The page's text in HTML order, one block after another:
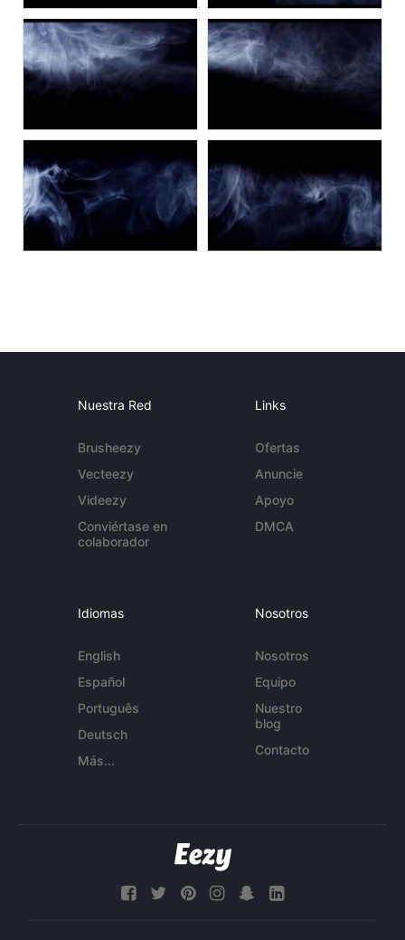
Nuestra Red
Brusheezy
Vecteezy
Videezy
Conviértase en
colaborador
Links
Ofertas
Anuncie
Apoyo
DMCA
Idiomas
English
Español
Português
Deutsch
Más...
Nosotros
Nosotros
Equipo
Nuestro
blog
Contacto